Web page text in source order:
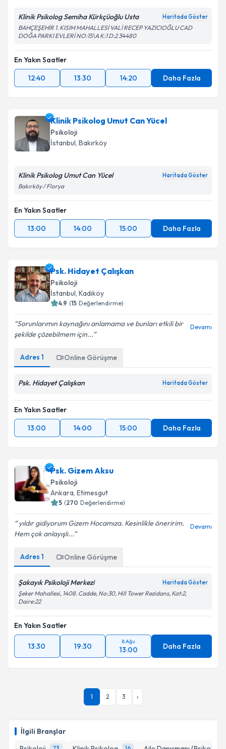
İlgili Branşlar
Klinik Psikolog Semiha Kürkçüoğlu Usta Haritada Göster
BAHÇEŞEHİR 1. KISIM MAHALLESİ VALİ RECEP YAZICIOĞLU CAD
DOĞA PARKI EVLERİ NO:15\A K:1 D:2 34480
En Yakın Saatler
12:40
13:30 14:20 Daha Fazla
Klinik Psikolog Umut Can Yücel
Psikoloji
İstanbul, Bakırköy
Klinik Psikolog Umut Can Yücel Haritada Göster
Bakırköy / Florya
En Yakın Saatler
13:00
14:00 15:00 Daha Fazla
Psk. Hidayet Çalışkan
Psikoloji
İstanbul, Kadıköy
4.9 (15 Değerlendirme)
Sorunlarımın kaynağını anlamama ve bunları etkili bir
şekilde çözebilmem için...
Devamı
Adres 1 Online Görüşme
Psk. Hidayet Çalışkan Haritada Göster
En Yakın Saatler
13:00
14:00 15:00 Daha Fazla
Psk. Gizem Aksu
Psikoloji
Ankara, Etimesgut
5 (270 Değerlendirme)
yıldır gidiyorum Gizem Hocamıza. Kesinlikle öneririm.
Hem çok anlayışlı...
Devamı
Adres 1 Online Görüşme
Şakayık Psikoloji Merkezi Haritada Göster
Şeker Mahallesi, 1408. Cadde, No:30, Hill Tower Rezidans, Kat:2,
Daire:22
En Yakın Saatler
13:30 19:30
8 Ağu
13:00 Daha Fazla
1 2 3 ›